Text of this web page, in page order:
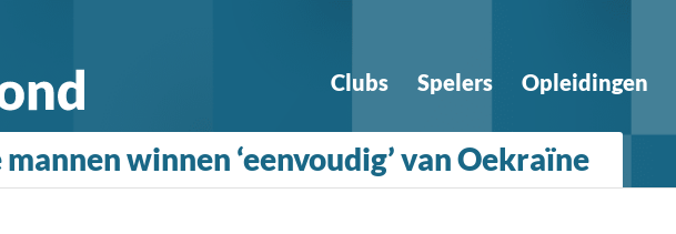
Clubs Spelers Opleidingen
winnen ‘eenvoudig’ van Oekraïne